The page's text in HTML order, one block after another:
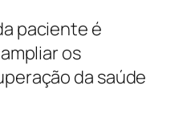
paciente é
os
da saúde